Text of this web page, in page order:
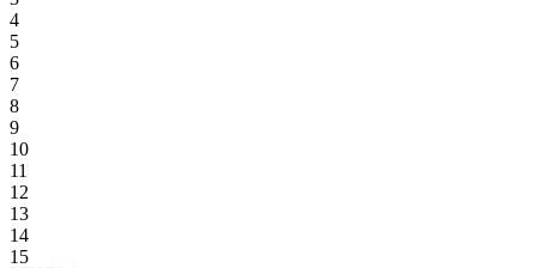
4
5
6
7
8
9
10
11
12
13
14
15